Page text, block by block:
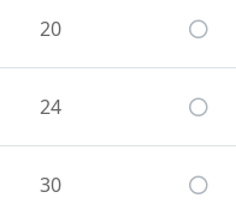
20
24
30